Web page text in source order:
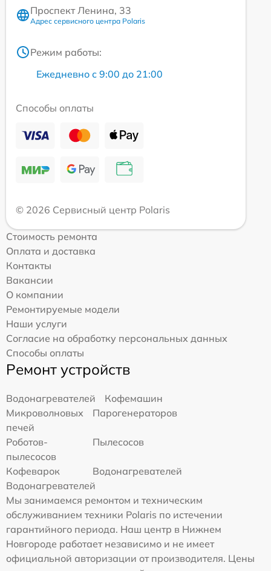
Проспект Ленина, 33
Адрес сервисного центра Polaris
Режим работы:
Ежедневно с 9:00 до 21:00
Способы оплаты
© 2026 Сервисный центр Polaris
Стоимость ремонта
Оплата и доставка
Контакты
Вакансии
О компании
Ремонтируемые модели
Наши услуги
Согласие на обработку персональных данных
Способы оплаты
Ремонт устройств
Водонагревателей
Кофемашин
Микроволновых
печей
Парогенераторов
Роботов-
пылесосов
Пылесосов
Кофеварок
Водонагревателей
Водонагревателей
Мы занимаемся ремонтом и техническим
обслуживанием техники Polaris по истечении
гарантийного периода. Наш центр в Нижнем
Новгороде работает независимо и не имеет
официальной авторизации от производителя. Цены